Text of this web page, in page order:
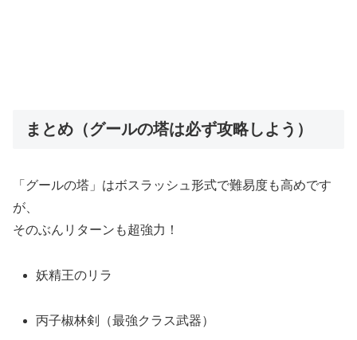
まとめ（グールの塔は必ず攻略しよう）
「グールの塔」はボスラッシュ形式で難易度も高めです
が、
そのぶんリターンも超強力！
妖精王のリラ
丙子椒林剣（最強クラス武器）